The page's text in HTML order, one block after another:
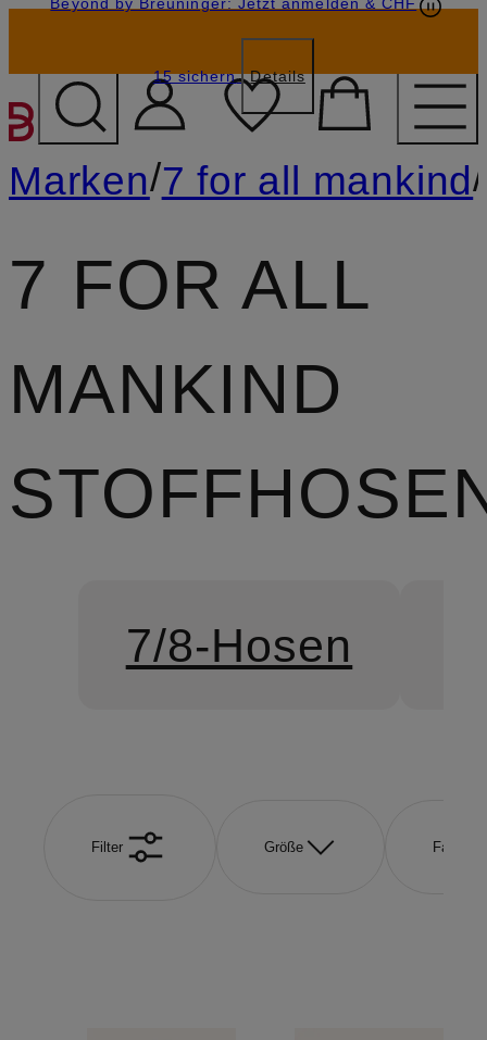
ZUM HAUPTINHALT
15 sichern Details
GESCHENK20
Marken/7 for all mankind/
7 FOR ALL
MANKIND
7/8-Hosen
Filter Größe Farbe